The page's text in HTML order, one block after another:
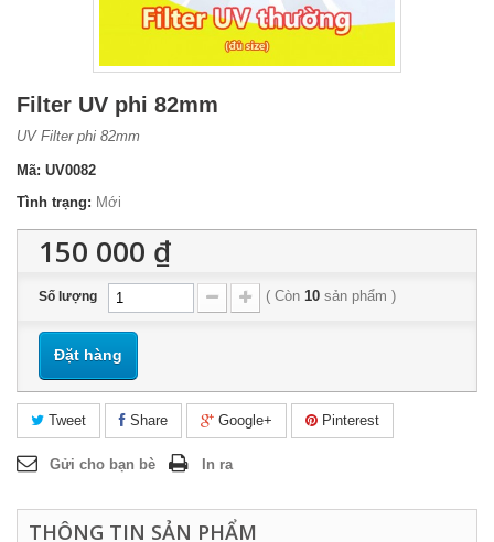
Filter UV phi 82mm
UV Filter phi 82mm
Mã: UV0082
Tình trạng: Mới
150 000 ₫
Số lượng ( Còn 10 sản phẩm )
Đặt hàng
Tweet Share Google+ Pinterest
Gửi cho bạn bè In ra
THÔNG TIN SẢN PHẨM